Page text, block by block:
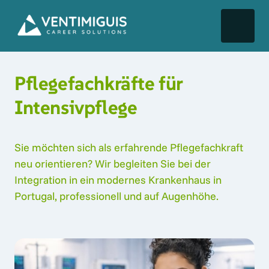
Pflegefachkräfte für
Intensivpflege
Sie möchten sich als erfahrende Pflegefachkraft
neu orientieren? Wir begleiten Sie bei der
Integration in ein modernes Krankenhaus in
Portugal, professionell und auf Augenhöhe.